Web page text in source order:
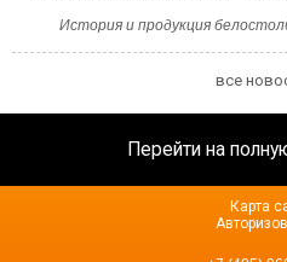
История и продукция
все
Перейти на
Карта